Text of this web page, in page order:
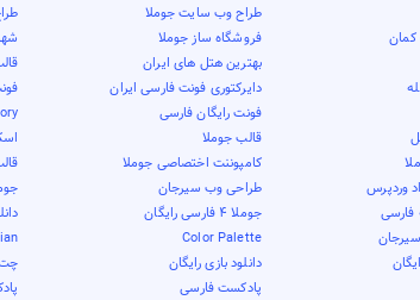
طراح وب سایت جوملا
فروشگاه ساز جوملا
بهترین هتل های ایران
دایرکتوری فونت فارسی ایران
فونت رایگان فارسی
قالب جوملا
کامپوننت اختصاصی جوملا
وردپرس طراحی وب سیرجان
فارسی جوملا 4 فارسی رایگان
Color Palette
دانلود بازی رایگان
پادکست فارسی